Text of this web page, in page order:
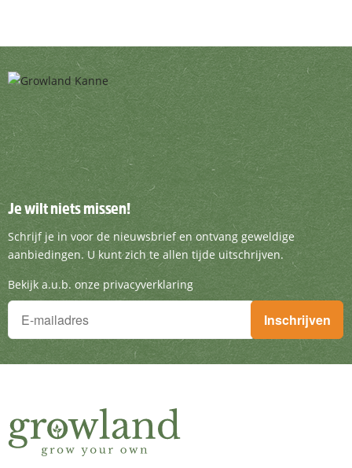
Je wilt niets missen!
Schrijf je in voor de nieuwsbrief en ontvang
Je wilt niets missen!
Schrijf je in voor de nieuwsbrief en ontvang geweldige
aanbiedingen. U kunt zich te allen tijde uitschrijven.
Bekijk a.u.b. onze privacyverklaring
Je wilt niets missen!
Schrijf je in voor de nieuwsbrief en ontvang geweldige
Inschrijven